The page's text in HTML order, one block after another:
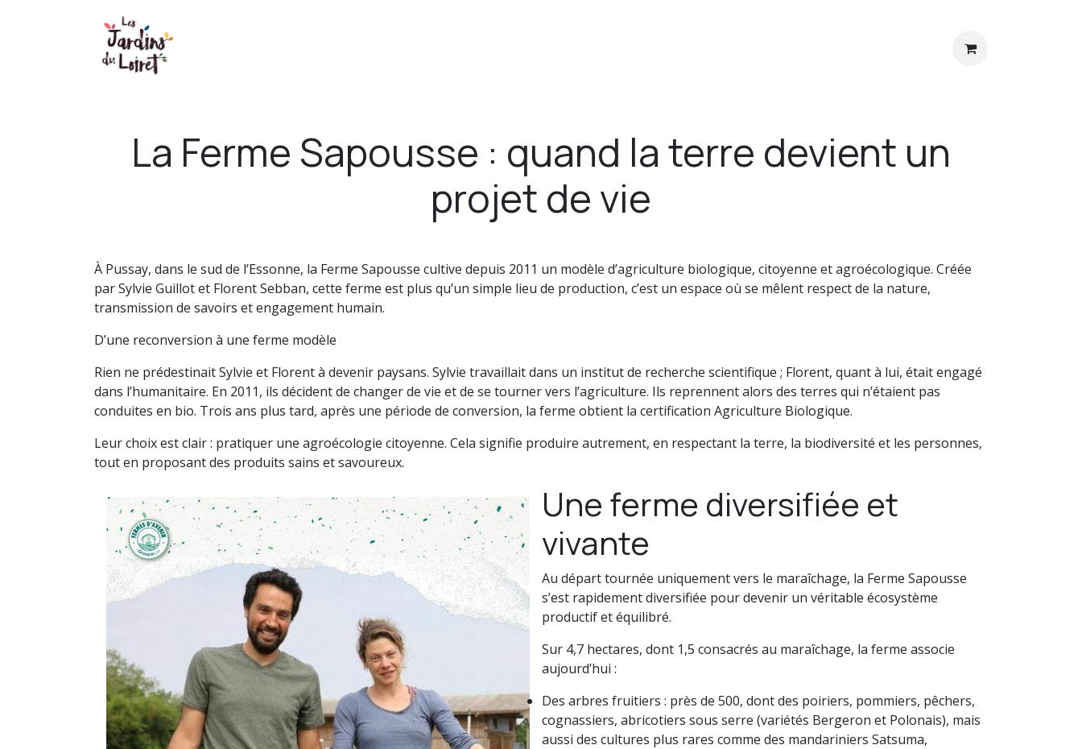
La Ferme Sapousse : quand la terre devient un
projet de vie
À Pussay, dans le sud de l’Essonne, la Ferme Sapousse cultive depuis 2011 un modèle d’agriculture biologique, citoyenne et agroécologique. Créée
par Sylvie Guillot et Florent Sebban, cette ferme est plus qu’un simple lieu de production, c’est un espace où se mêlent respect de la nature,
transmission de savoirs et engagement humain.
D’une reconversion à une ferme modèle
Rien ne prédestinait Sylvie et Florent à devenir paysans. Sylvie travaillait dans un institut de recherche scientifique ; Florent, quant à lui, était engagé
dans l’humanitaire. En 2011, ils décident de changer de vie et de se tourner vers l’agriculture. Ils reprennent alors des terres qui n’étaient pas
conduites en bio. Trois ans plus tard, après une période de conversion, la ferme obtient la certification Agriculture Biologique.
Leur choix est clair : pratiquer une agroécologie citoyenne. Cela signifie produire autrement, en respectant la terre, la biodiversité et les personnes,
tout en proposant des produits sains et savoureux.
Une ferme diversifiée et
vivante
Au départ tournée uniquement vers le maraîchage, la Ferme Sapousse
s’est rapidement diversifiée pour devenir un véritable écosystème
productif et équilibré.
Sur 4,7 hectares, dont 1,5 consacrés au maraîchage, la ferme associe
aujourd’hui :
Des arbres fruitiers : près de 500, dont des poiriers, pommiers, pêchers,
cognassiers, abricotiers sous serre (variétés Bergeron et Polonais), mais
aussi des cultures plus rares comme des mandariniers Satsuma,